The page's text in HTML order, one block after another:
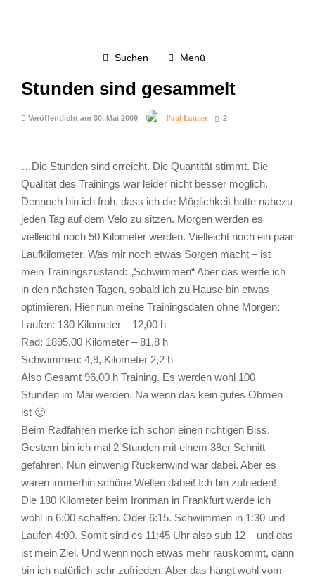
Suchen Menü
Trainingsziel erreicht – Die
Stunden sind gesammelt
Veröffentlicht am 30. Mai 2009 Paul Launer 2
…Die Stunden sind erreicht. Die Quantität stimmt. Die
Qualität des Trainings war leider nicht besser möglich.
Dennoch bin ich froh, dass ich die Möglichkeit hatte nahezu
jeden Tag auf dem Velo zu sitzen. Morgen werden es
vielleicht noch 50 Kilometer werden. Vielleicht noch ein paar
Laufkilometer. Was mir noch etwas Sorgen macht – ist
mein Trainingszustand: „Schwimmen“ Aber das werde ich
in den nächsten Tagen, sobald ich zu Hause bin etwas
optimieren. Hier nun meine Trainingsdaten ohne Morgen:
Laufen: 130 Kilometer – 12,00 h
Rad: 1895,00 Kilometer – 81,8 h
Schwimmen: 4,9, Kilometer 2,2 h
Also Gesamt 96,00 h Training. Es werden wohl 100
Stunden im Mai werden. Na wenn das kein gutes Ohmen
ist 🙂
Beim Radfahren merke ich schon einen richtigen Biss.
Gestern bin ich mal 2 Stunden mit einem 38er Schnitt
gefahren. Nun einwenig Rückenwind war dabei. Aber es
waren immerhin schöne Wellen dabei! Ich bin zufrieden!
Die 180 Kilometer beim Ironman in Frankfurt werde ich
wohl in 6:00 schaffen. Oder 6:15. Schwimmen in 1:30 und
Laufen 4:00. Somit sind es 11:45 Uhr also sub 12 – und das
ist mein Ziel. Und wenn noch etwas mehr rauskommt, dann
bin ich natürlich sehr zufrieden. Aber das hängt wohl vom